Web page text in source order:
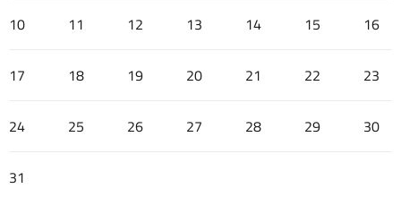
10 11 12 13 14 15 16
17 18 19 20 21 22 23
24 25 26 27 28 29 30
31